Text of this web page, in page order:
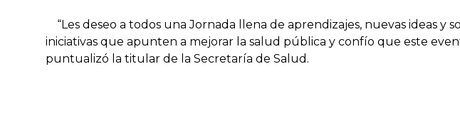
“Les deseo a todos una Jornada llena de aprendizajes, nuevas ideas
iniciativas que apunten a mejorar la salud pública y confío que este
puntualizó la titular de la Secretaría de Salud.